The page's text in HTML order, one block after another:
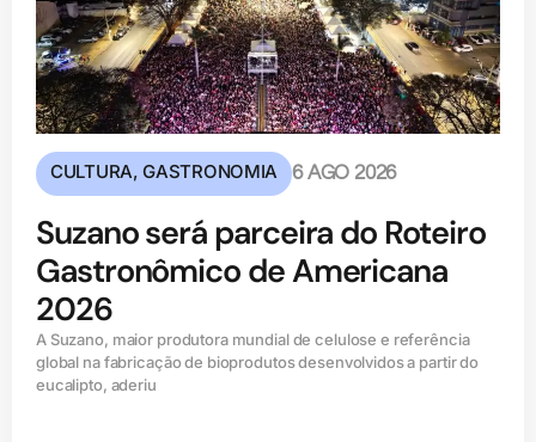
CULTURA,GASTRONOMIA 6 AGO 2026
Suzano será parceira do Roteiro
Gastronômico de Americana
2026
A Suzano, maior produtora mundial de celulose e referência
global na fabricação de bioprodutos desenvolvidos a partir do
eucalipto, aderiu